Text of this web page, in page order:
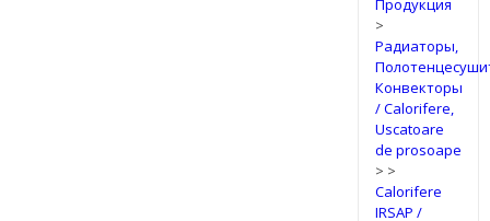
Продукция
>
Радиаторы,
Конвекторы
/ Calorifere,
Uscatoare
de prosoape
> >
Calorifere
IRSAP /